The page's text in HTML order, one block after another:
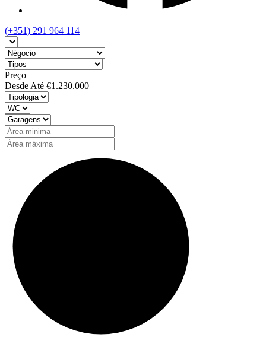
(+351) 291 964 114
Preço
Desde Até €1.230.000